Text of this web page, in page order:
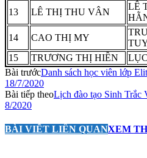
13
LÊ THỊ THU VÂN
LÊ
14 CAO THỊ MY
15
TRƯƠNG THỊ HIỀN
Bài trướcDanh sách học viên lớp
18/7/2020
Bài tiếp theoLịch đào tạo Sinh Trắc
8/2020
BÀI VIẾT LIÊN QUANXEM